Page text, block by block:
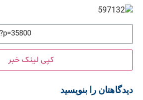
کپی لینک خبر
دیدگاهتان را بنویسید